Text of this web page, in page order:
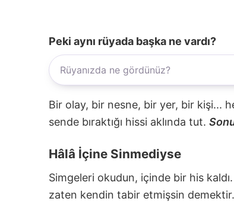
Peki aynı rüyada başka ne vardı?
Bir olay, bir nesne, bir yer, bir kişi...
sende bıraktığı hissi aklında tut.
Hâlâ İçine Sinmediyse
Simgeleri okudun, içinde bir his
zaten kendin tabir etmişsin demektir.